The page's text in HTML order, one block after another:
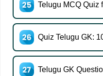
Telugu MCQ Quiz
Quiz Telugu GK:
Telugu GK